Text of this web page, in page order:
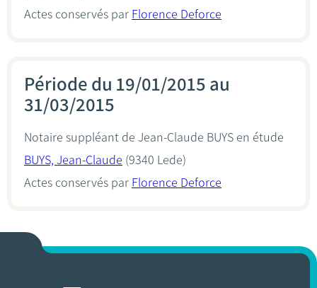
Actes conservés par Florence Deforce
Période du 19/01/2015 au
31/03/2015
Notaire suppléant de Jean-Claude BUYS en étude
BUYS, Jean-Claude (9340 Lede)
Actes conservés par Florence Deforce